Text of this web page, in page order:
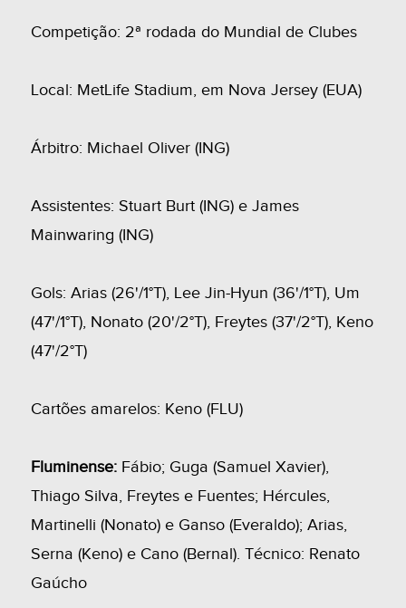
Competição: 2ª rodada do Mundial de Clubes
Local: MetLife Stadium, em Nova Jersey (EUA)
Árbitro: Michael Oliver (ING)
Assistentes: Stuart Burt (ING) e James
Mainwaring (ING)
Gols: Arias (26'/1°T), Lee Jin-Hyun (36'/1°T), Um
(47'/1°T), Nonato (20'/2°T), Freytes (37'/2°T), Keno
(47'/2°T)
Cartões amarelos: Keno (FLU)
Fluminense:Fábio; Guga (Samuel Xavier),
Thiago Silva, Freytes e Fuentes; Hércules,
Martinelli (Nonato) e Ganso (Everaldo); Arias,
Serna (Keno) e Cano (Bernal). Técnico: Renato
Gaúcho